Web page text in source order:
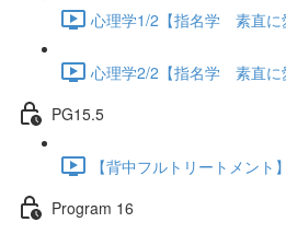
心理学1/2【指名学 素直に
心理学2/2【指名学 素直に
PG15.5
【背中フルトリートメント
Program 16